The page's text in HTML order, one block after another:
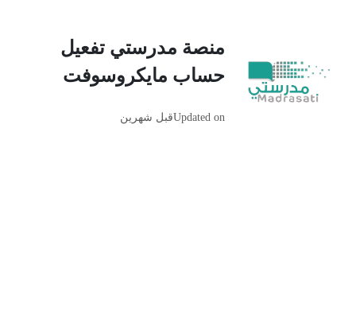
منصة مدرستي تفعيل
حساب مايكروسوفت
Updated onقبل شهرين